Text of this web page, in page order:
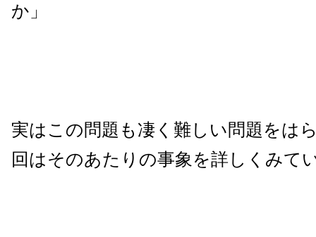
か」
実はこの問題も凄く難しい問題をは
回はそのあたりの事象を詳しくみて